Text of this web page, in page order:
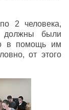
2 человека,
должны были
в помощь им
от этого